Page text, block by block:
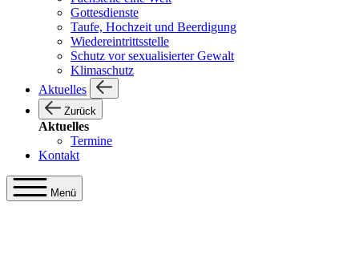
Gottesdienste
Taufe, Hochzeit und Beerdigung
Wiedereintrittsstelle
Schutz vor sexualisierter Gewalt
Klimaschutz
Aktuelles
Zurück
Aktuelles
Termine
Kontakt
Menü